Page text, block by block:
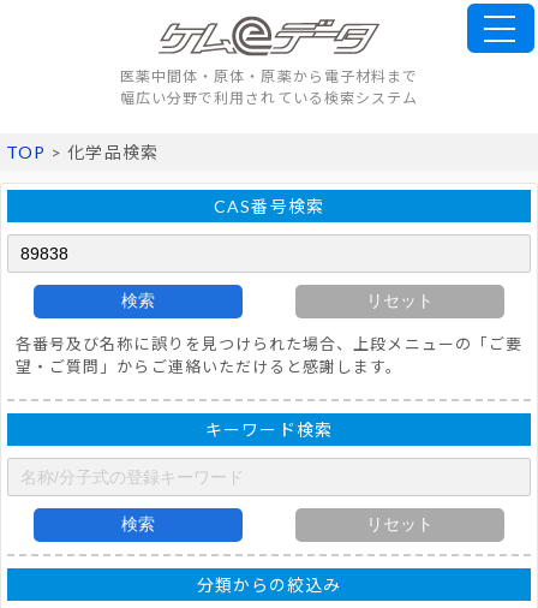
医薬中間体・原体・原薬から電子材料まで
幅広い分野で利用されている検索システム
TOP > 化学品検索
CAS番号検索
検索 リセット
各番号及び名称に誤りを見つけられた場合、上段メニューの「ご要
望・ご質問」からご連絡いただけると感謝します。
キーワード検索
検索 リセット
分類からの絞込み